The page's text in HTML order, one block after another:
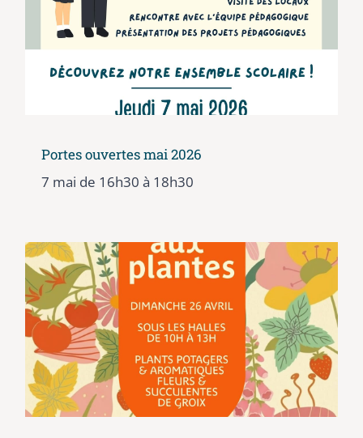
Portes ouvertes mai 2026
7 mai de 16h30 à 18h30